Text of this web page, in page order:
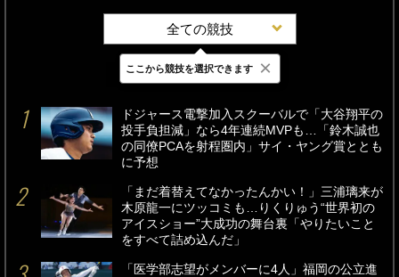
全ての競技
最新 24時間 週間
ドジャース電撃加入スクーバルで「大谷翔平の
投手負担減」なら4年連続MVPも…「鈴木誠也
の同僚PCAを射程圏内」サイ・ヤング賞ととも
に予想
「まだ着替えてなかったんかい！」三浦璃来が
木原龍一にツッコミも…りくりゅう“世界初の
アイスショー”大成功の舞台裏「やりたいこと
をすべて詰め込んだ」
「医学部志望がメンバーに4人」福岡の公立進
ここから競技を選択できます ×